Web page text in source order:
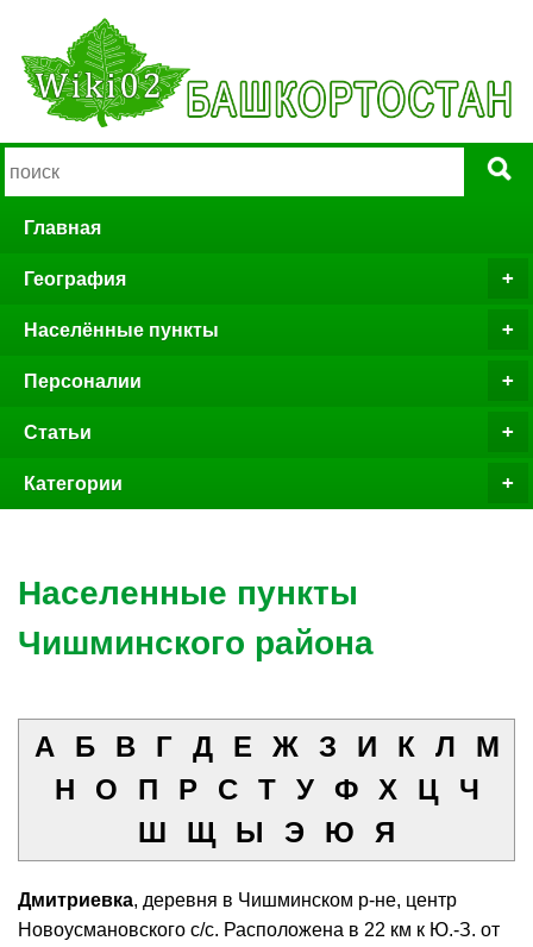
Главная
География
Населённые пункты
Персоналии
Статьи
Категории
Населенные пункты
Чишминского района
А Б В Г Д Е Ж З И К Л
М
Н
О П Р С Т У Ф Х Ц
Ч
Ш
Щ Ы Э Ю Я
Дмитриевка, деревня в Чишминском р-не, центр
Новоусмановского с/с. Расположена в 22 км к Ю.-З. от